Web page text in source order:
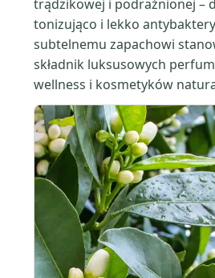
trądzikowej i podrażnionej –
tonizująco i lekko
subtelnemu zapachowi
składnik luksusowych
wellness i kosmetyków